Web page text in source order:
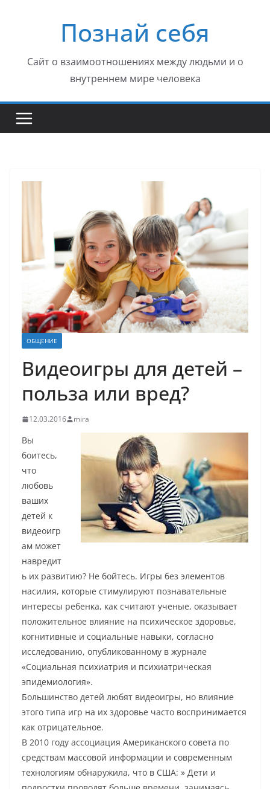
содержимомуПознай себя
Сайт о взаимоотношениях между людьми и о
внутреннем мире человека
ОБЩЕНИЕ
Видеоигры для детей –
польза или вред?
12.03.2016 mira
Вы
боитесь,
что
любовь
ваших
детей к
видеоигр
ам может
навредит
ь их развитию? Не бойтесь. Игры без элементов
насилия, которые стимулируют познавательные
интересы ребенка, как считают ученые, оказывает
положительное влияние на психическое здоровье,
когнитивные и социальные навыки, согласно
исследованию, опубликованному в журнале
«Социальная психиатрия и психиатрическая
эпидемиология».
Большинство детей любят видеоигры, но влияние
этого типа игр на их здоровье часто воспринимается
как отрицательное.
В 2010 году ассоциация Американского совета по
средствам массовой информации и современным
технологиям обнаружила, что в США: » Дети и